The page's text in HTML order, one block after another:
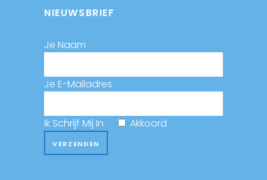
NIEUWSBRIEF
Je Naam
Je E-Mailadres
Ik Schrijf Mij In Akkoord